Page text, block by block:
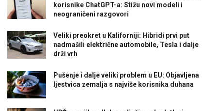
korisnike ChatGPT-a: Stižu novi modeli i
neograničeni razgovori
Veliki preokret u Kaliforniji: Hibridi prvi put
nadmašili električne automobile, Tesla i dalje
drži vrh
Pušenje i dalje veliki problem u EU: Objavljena
ljestvica zemalja s najviše korisnika duhana